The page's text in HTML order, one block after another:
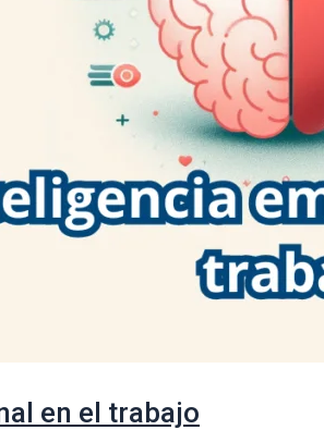
en el trabajo